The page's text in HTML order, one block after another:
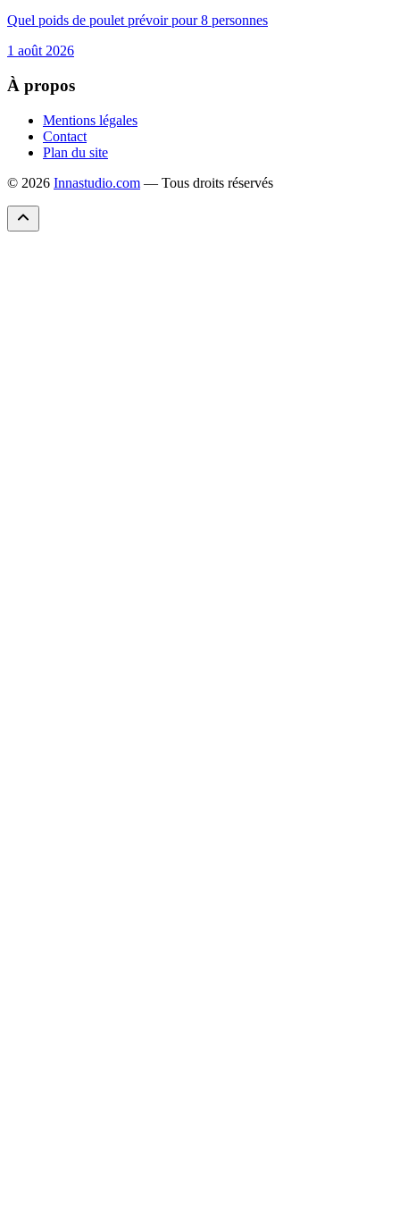
Quel poids de poulet prévoir pour 8 personnes
1 août 2026
À propos
Mentions légales
Contact
Plan du site
© 2026 Innastudio.com — Tous droits réservés